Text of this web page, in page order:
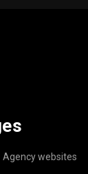
Agency websites